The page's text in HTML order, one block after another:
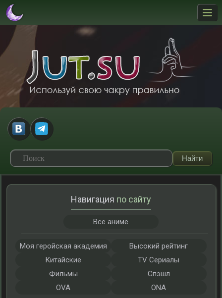
Навигация по сайту
Все аниме
Моя геройская академия
Высокий рейтинг
Китайские
TV Сериалы
Фильмы
Спэшл
OVA
ONA